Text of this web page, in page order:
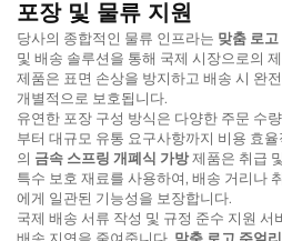
포장 및 물류 지원
당사의 종합적인 물류 인프라는 맞춤 로
및 배송 솔루션을 통해 국제 시장으로의
제품은 표면 손상을 방지하고 배송 시 완
개별적으로 보호됩니다.
유연한 포장 구성 방식은 다양한 주문 수
부터 대규모 유통 요구사항까지 비용 효
의 금속 스프링 개폐식 가방제품은 취급
특수 보호 재료를 사용하여, 배송 거리나
에게 일관된 기능성을 보장합니다.
국제 배송 서류 작성 및 규정 준수 지원 서